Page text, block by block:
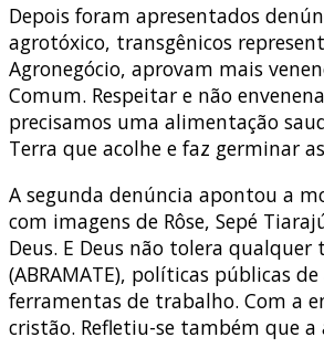
Depois foram apresentados
agrotóxico, transgênicos
Agronegócio, aprovam mais
Comum. Respeitar e não
precisamos uma alimentação
Terra que acolhe e faz germinar
A segunda denúncia apontou a
com imagens de Rôse, Sepé
Deus. E Deus não tolera qualquer
(ABRAMATE), políticas públicas
ferramentas de trabalho. Com a
cristão. Refletiu-se também que